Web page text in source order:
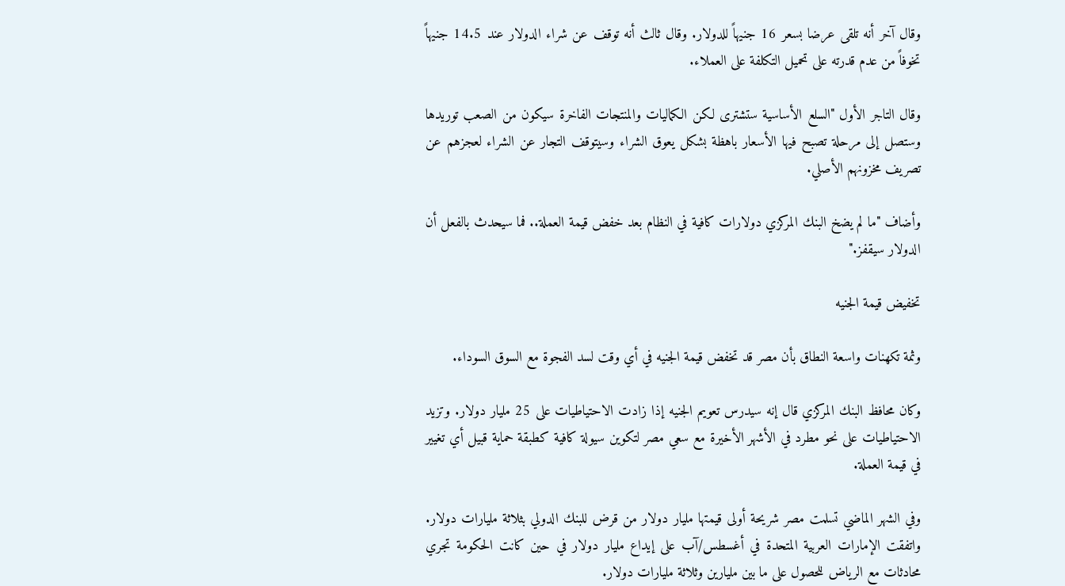
وقال آخر أنه تلقى عرضا بسعر 16 جنيهاً للدولار. وقال ثالث أنه توقف عن شراء الدولار عند 14.5 جنيهاً
تخوفاً من عدم قدرته على تحميل التكلفة على العملاء.
وقال التاجر الأول "السلع الأساسية ستشترى لكن الكماليات والمنتجات الفاخرة سيكون من الصعب توريدها
وستصل إلى مرحلة تصبح فيها الأسعار باهظة بشكل يعوق الشراء وسيتوقف التجار عن الشراء لعجزهم عن
تصريف مخزونهم الأصلي.
وأضاف "ما لم يضخ البنك المركزي دولارات كافية في النظام بعد خفض قيمة العملة.. فما سيحدث بالفعل أن
الدولار سيقفز."
تخفيض قيمة الجنيه
وثمة تكهنات واسعة النطاق بأن مصر قد تخفض قيمة الجنيه في أي وقت لسد الفجوة مع السوق السوداء.
وكان محافظ البنك المركزي قال إنه سيدرس تعويم الجنيه إذا زادت الاحتياطيات على 25 مليار دولار. وتزيد
الاحتياطيات على نحو مطرد في الأشهر الأخيرة مع سعي مصر لتكوين سيولة كافية كطبقة حماية قبيل أي تغيير
في قيمة العملة.
وفي الشهر الماضي تسلمت مصر شريحة أولى قيمتها مليار دولار من قرض للبنك الدولي بثلاثة مليارات دولار.
واتفقت الإمارات العربية المتحدة في أغسطس/آب على إيداع مليار دولار في حين كانت الحكومة تجري
محادثات مع الرياض للحصول على ما بين مليارين وثلاثة مليارات دولار.